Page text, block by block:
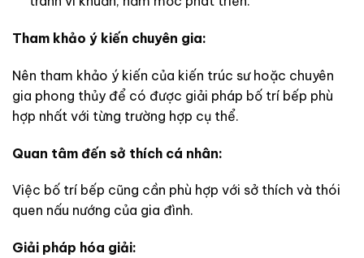
Tham khảo ý kiến chuyên gia:
Nên tham khảo ý kiến của kiến trúc sư hoặc chuyên
gia phong thủy để có được giải pháp bố trí bếp phù
hợp nhất với từng trường hợp cụ thể.
Quan tâm đến sở thích cá nhân:
Việc bố trí bếp cũng cần phù hợp với sở thích và thói
quen nấu nướng của gia đình.
Giải pháp hóa giải: